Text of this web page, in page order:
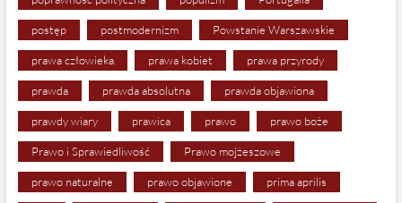
postęp postmodernizm Powstanie Warszawskie
prawa człowieka prawa kobiet prawa przyrody
prawda prawda absolutna prawda objawiona
prawdy wiary prawica prawo prawo boże
Prawo i Sprawiedliwość Prawo mojżeszowe
prawo naturalne prawo objawione prima aprilis